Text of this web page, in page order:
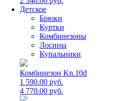
Детское
Брюки
Куртки
Комбинезоны
Лосины
Купальники
Комбинезон Kn.10d
1 590.00 руб.
4 770.00 руб.